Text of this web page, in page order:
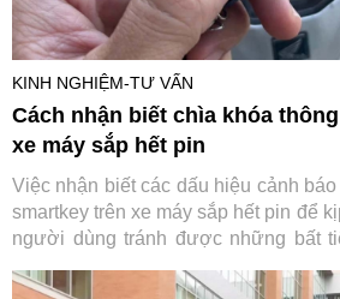
KINH NGHIỆM-TƯ VẤN
Cách nhận biết chìa khóa
xe máy sắp hết pin
Việc nhận biết các dấu hiệu cảnh
smartkey trên xe máy sắp hết pin để
người dùng tránh được những bất